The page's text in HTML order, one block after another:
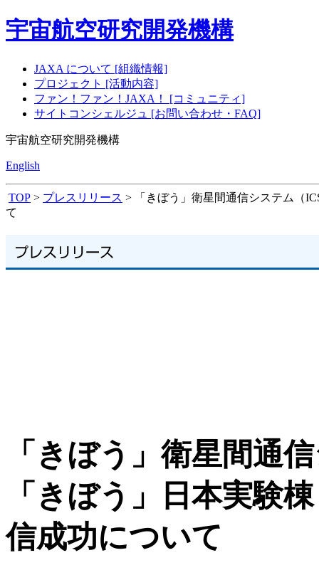
宇宙航空研究開発機構
JAXA について [組織情報]
プロジェクト [活動内容]
ファン！ファン！JAXA！ [コミュニティ]
サイトコンシェルジュ [お問い合わせ・FAQ]
宇宙航空研究開発機構
English
TOP > プレスリリース > 「きぼう」衛星間通信システム（
て
「きぼう」衛星間通
「きぼう」日本実験
信成功について